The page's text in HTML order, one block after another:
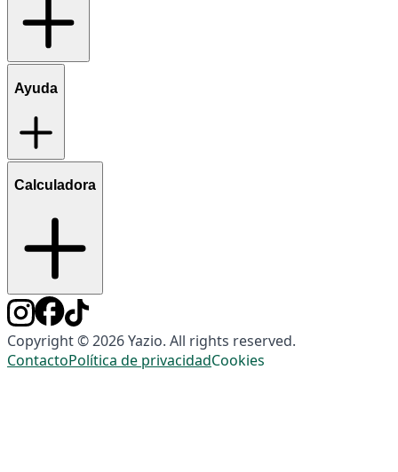
Ayuda
Calculadora
Copyright © 2026 Yazio. All rights reserved.
ContactoPolítica de privacidadCookies